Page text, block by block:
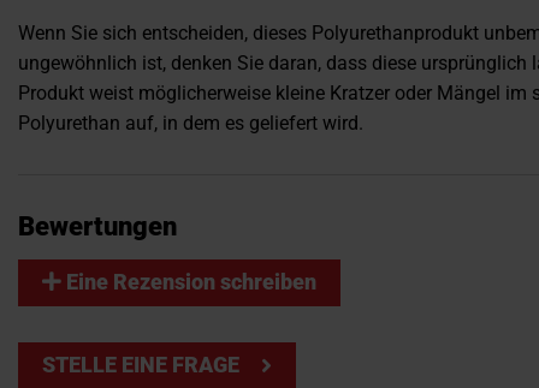
Wenn Sie sich entscheiden, dieses Polyurethanprodukt
ungewöhnlich ist, denken Sie daran, dass diese ursprünglich
Produkt weist möglicherweise kleine Kratzer oder Mängel im
Polyurethan auf, in dem es geliefert wird.
Bewertungen
Eine Rezension schreiben
STELLE EINE FRAGE